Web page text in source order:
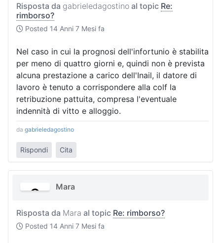
Risposta da gabrieledagostino al topic Re:
rimborso?
Posted 14 Anni 7 Mesi fa
Nel caso in cui la prognosi dell'infortunio è stabilita
per meno di quattro giorni e, quindi non è prevista
alcuna prestazione a carico dell'Inail, il datore di
lavoro è tenuto a corrispondere alla colf la
retribuzione pattuita, compresa l'eventuale
indennità di vitto e alloggio.
da gabrieledagostino
Rispondi Cita
Mara
Risposta da Mara al topic Re: rimborso?
Posted 14 Anni 7 Mesi fa